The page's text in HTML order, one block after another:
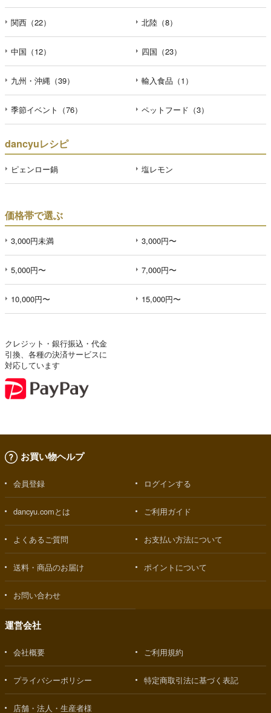
関西（22） 北陸（8）
中国（12） 四国（23）
九州・沖縄（39） 輸入食品（1）
季節イベント（76） ペットフード（3）
dancyuレシピ
ピェンロー鍋 塩レモン
価格帯で選ぶ
3,000円未満 3,000円〜
5,000円〜 7,000円〜
10,000円〜 15,000円〜
クレジット・銀行振込・代金
引換、各種の決済サービスに
対応しています
お買い物ヘルプ
会員登録 ログインする
dancyu.comとは ご利用ガイド
よくあるご質問 お支払い方法について
送料・商品のお届け ポイントについて
お問い合わせ
運営会社
会社概要 ご利用規約
プライバシーポリシー 特定商取引法に基づく表記
店舗・法人・生産者様